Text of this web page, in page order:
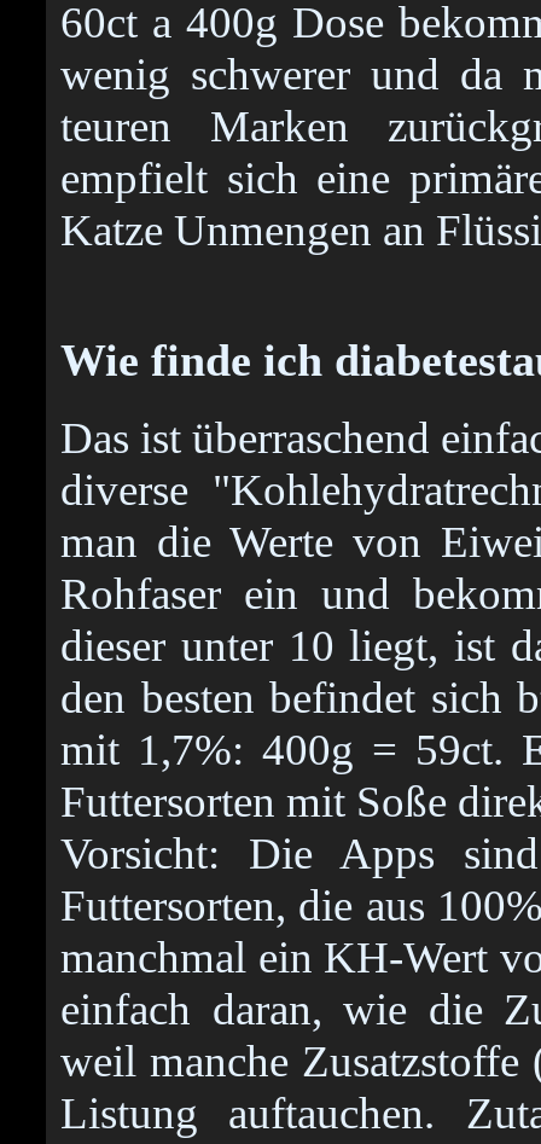
60ct a 400g Dose
wenig schwerer und da
teuren Marken
empfielt sich eine
Katze Unmengen an
Wie finde ich
Das ist überraschend
diverse
man die Werte von
Rohfaser ein und
dieser unter 10 liegt, ist
den besten befindet sich
mit 1,7%: 400g = 59ct.
Futtersorten mit Soße
Vorsicht: Die Apps
Futtersorten, die aus
manchmal ein KH-Wert
einfach daran, wie die
weil manche
Listung auftauchen.